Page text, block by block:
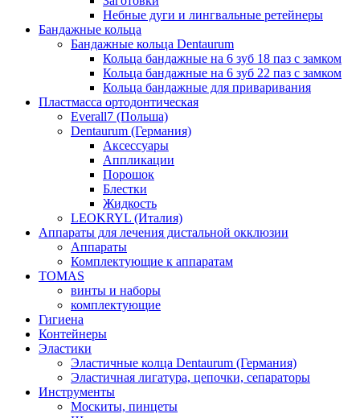
Небные дуги и лингвальные ретейнеры
Бандажные кольца
Бандажные кольца Dentaurum
Кольца бандажные на 6 зуб 18 паз с замком
Кольца бандажные на 6 зуб 22 паз с замком
Кольца бандажные для приваривания
Пластмасса ортодонтическая
Everall7 (Польша)
Dentaurum (Германия)
Аксессуары
Аппликации
Порошок
Блестки
Жидкость
LEOKRYL (Италия)
Аппараты для лечения дистальной окклюзии
Аппараты
Комплектующие к аппаратам
TOMAS
винты и наборы
комплектующие
Гигиена
Контейнеры
Эластики
Эластичные колца Dentaurum (Германия)
Эластичная лигатура, цепочки, сепараторы
Инструменты
Москиты, пинцеты